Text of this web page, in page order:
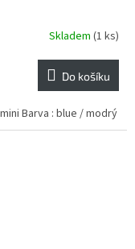
Skladem (1 ks)
Do košíku
Barva : blue / modrý